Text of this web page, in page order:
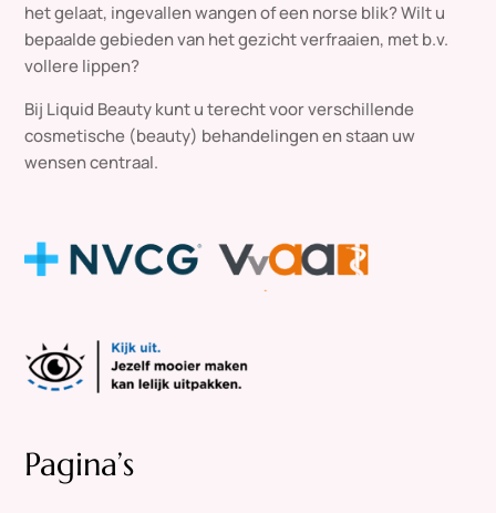
het gelaat, ingevallen wangen of een norse blik? Wilt u
bepaalde gebieden van het gezicht verfraaien, met b.v.
vollere lippen?
Bij Liquid Beauty kunt u terecht voor verschillende
cosmetische (beauty) behandelingen en staan uw
wensen centraal.
Pagina’s